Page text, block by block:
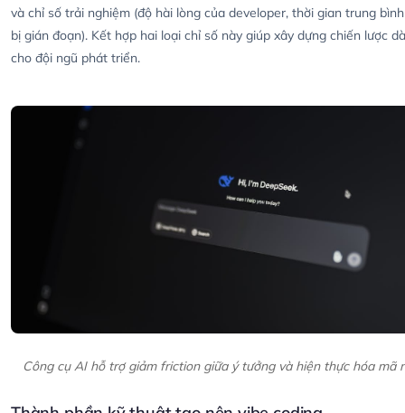
và chỉ số trải nghiệm (độ hài lòng của developer, thời gian trung
bị gián đoạn). Kết hợp hai loại chỉ số này giúp xây dựng chiến lược
cho đội ngũ phát triển.
Công cụ AI hỗ trợ giảm friction giữa ý tưởng và hiện thực hóa mã